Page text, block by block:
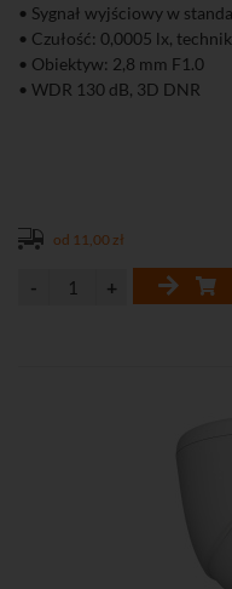
• Sygnał wyjściowy w
• Czułość: 0,0005 lx,
• Obiektyw: 2,8 mm F1.0
• WDR 130 dB, 3D DNR
• Wbudowany mikrofon -
• Szczelna (klasa IP67)
od 11,00 zł